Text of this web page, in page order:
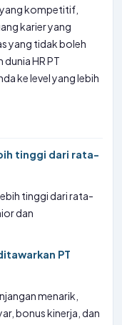
kompetitif,
karier yang
yang tidak boleh
HR PT
ke level yang lebih
tinggi dari rata-
tinggi dari rata-
dan
PT
menarik,
bonus kinerja, dan